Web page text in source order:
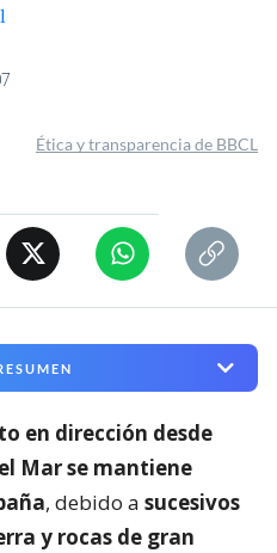
Ética y transparencia de BBCL
en dirección desde
Mar se mantiene
, debido a sucesivos
y rocas de gran